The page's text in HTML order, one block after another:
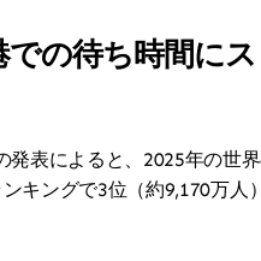
の待ち時間に
表によると、2025年の世
キングで3位（約9,170万人